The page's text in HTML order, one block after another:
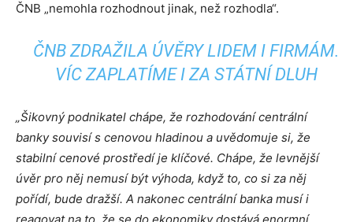
ČNB „nemohla rozhodnout jinak, než rozhodla“.
ČNB ZDRAŽILA ÚVĚRY LIDEM I FIRMÁM.
VÍC ZAPLATÍME I ZA STÁTNÍ DLUH
„Šikovný podnikatel chápe, že rozhodování centrální
banky souvisí s cenovou hladinou a uvědomuje si, že
stabilní cenové prostředí je klíčové. Chápe, že levnější
úvěr pro něj nemusí být výhoda, když to, co si za něj
pořídí, bude dražší. A nakonec centrální banka musí i